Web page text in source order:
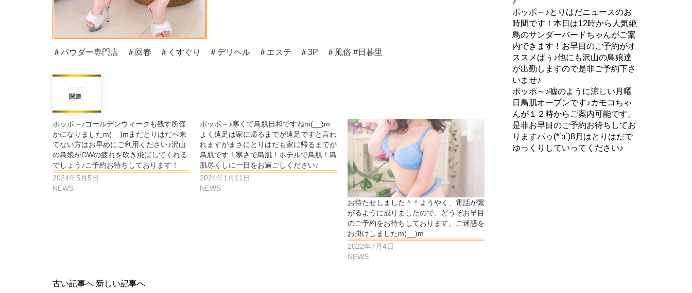
＃パウダー専門店 ＃回春 ＃くすぐり ＃デリヘル ＃エステ ＃3P ＃風俗 #日暮里
関連
ポッポ～♪ゴールデンウィークも残す所僅
かになりましたm(__)mまだとりはだへ来
てない方はお早めにご利用ください♪沢山
の鳥娘がGWの疲れを吹き飛ばしてくれる
でしょう♪ご予約お待ちしております！
2024年5月5日
NEWS
ポッポ～♪寒くて鳥肌日和ですねm(__)m
よく遠足は家に帰るまでが遠足ですと言わ
れますがまさにとりはだも家に帰るまでが
鳥肌です！寒さで鳥肌！ホテルで鳥肌！鳥
肌尽くしに一日をお過ごしください♪
2024年1月11日
NEWS
お待たせしました＾＾ようやく、電話が繋
がるように成りましたので、どうぞお早目
のご予約をお待ちしております。ご迷惑を
お掛けしましたm(__)m
2022年7月4日
NEWS
古い記事へ 新しい記事へ
ポッポ～♪とりはだニュースのお
時間です！本日は12時から人気絶
鳥のサンダーバードちゃんがご案
内できます！お早目のご予約がオ
ススメぱぅ♪他にも沢山の鳥娘達
が出勤しますので是非ご予約下さ
いませ♪
ポッポ～♪嘘のように涼しい月曜
日鳥肌オープンです♪カモコちゃ
んが１２時からご案内可能です。
是非お早目のご予約お待ちしてお
りますパゥ(*´з`)8月はとりはだで
ゆっくりしていってください♪